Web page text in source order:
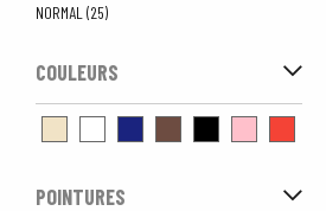
NORMAL (25)
COULEURS
POINTURES